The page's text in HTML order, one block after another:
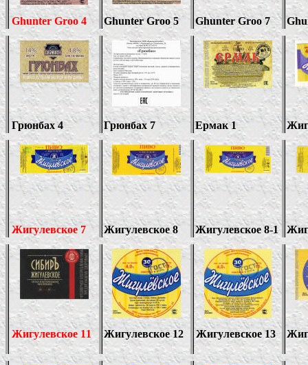
Ghunter Groo 4 Ghunter Groo5 Ghunter Groo 7
Грюнбах 4 Грюнбах 7 Ермак 1
Жигулевское 7 Жигулевское 8 Жигулевское 8-1
Жигулевское 11 Жигулевское 12 Жигулевское 13